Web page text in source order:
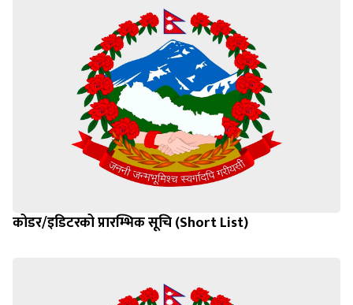
कोडर/इडिटरको प्रारम्भिक सूचि (Short List)